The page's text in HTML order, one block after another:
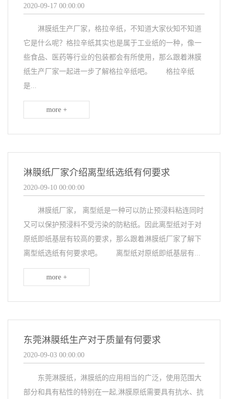
2020-09-17 00:00:00
淋膜纸生产厂家，格拉辛纸，不知道大家伙知不知道
它是什么呢？格拉辛纸其实也是属于工业纸的一种，像一
些食品、医药等行业的包装都会有所使用，那么跟着淋膜
纸生产厂家一起进一步了解格拉辛纸吧。 格拉辛纸
是...
more +
淋膜纸厂家介绍离型纸选纸有何要求
2020-09-10 00:00:00
淋膜纸厂家， 离型纸是一种可以防止预浸料粘连同时
又可以保护预浸料不受污染的防粘纸。因此离型纸对于对
原纸即纸基层有较高的要求，那么跟着淋膜纸厂家了解下
离型纸选纸有何要求吧。 离型纸对原纸即纸基层有...
more +
东莞淋膜纸生产对于质量有何要求
2020-09-03 00:00:00
东莞淋膜纸，淋膜纸的应用相当的广泛，使用范围大
部分和具有粘性的特别在一起,淋膜原纸需要具有抗水、抗